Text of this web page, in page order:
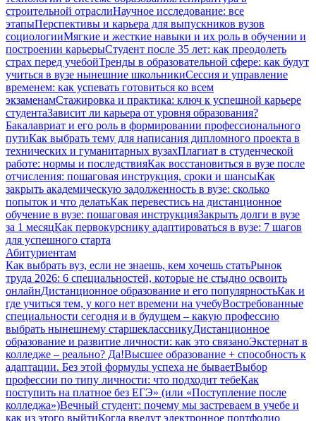
строительной отраслиНаучное исследование: все
этапыПерспективы и карьера для выпускников вузов
социологииМягкие и жесткие навыки и их роль в обучении и
построении карьерыСтудент после 35 лет: как преодолеть
страх перед учебойТренды в образовательной сфере: как будут
учиться в вузе нынешние школьникиСессия и управление
временем: как успевать готовиться ко всем
экзаменамСтажировка и практика: ключ к успешной карьере
студентаЗависит ли карьера от уровня образования?
Бакалавриат и его роль в формировании профессионального
путиКак выбрать тему для написания дипломного проекта в
технических и гуманитарных вузахПлагиат в студенческой
работе: нормы и последствияКак восстановиться в вузе после
отчисления: пошаговая инструкция, сроки и шансыКак
закрыть академическую задолженность в вузе: сколько
попыток и что делатьКак перевестись на дистанционное
обучение в вузе: пошаговая инструкцияЗакрыть долги в вузе
за 1 месяцКак первокурснику адаптироваться в вузе: 7 шагов
для успешного старта
Абитуриентам
Как выбрать вуз, если не знаешь, кем хочешь статьРынок
труда 2026: 6 специальностей, которые не стыдно освоить
онлайнДистанционное образование и его популярностьКак и
где учиться тем, у кого нет времени на учебуВостребованные
специальности сегодня и в будущем – какую профессию
выбрать нынешнему старшеклассникуДистанционное
образование и развитие личности: как это связаноЭкстернат в
колледже – реально? Да!Высшее образование + способность к
адаптации. Без этой формулы успеха не бываетВыбор
профессии по типу личности: что подходит тебеКак
поступить на платное без ЕГЭ» (или «Поступление после
колледжа»)Вечный студент: почему мы застреваем в учебе и
как из этого выйтиКогда введут электронное портфолио